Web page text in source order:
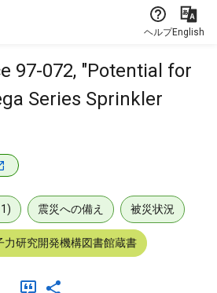
ヘルプEnglish
97-072, "Potential for
Series Sprinkler
震災への備え 被災状況
力研究開発機構図書館蔵書